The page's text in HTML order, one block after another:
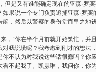
但是又有谁能确定现在的亚森·罗
果说一个专门负责追捕亚森·罗
，然后以警察的身份堂而皇之地
，“你在半个月前就开始繁忙，
我说谎呢？我考虑到刚才的想法
你不认为对我说这些话很蠢吗？你
不起我了。凯瑟琳，我问你，你